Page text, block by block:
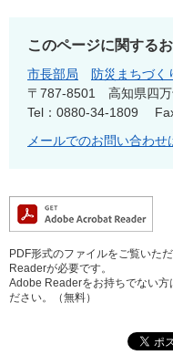
このページに関する
市長部局 防災まちづく
〒787-8501
高知県四
Tel：0880-34-1809
メールでのお問い合わせ
PDF形式のファイルをご覧いた
Readerが必要です。
Adobe Readerをお持ちでない方
ださい。（無料）